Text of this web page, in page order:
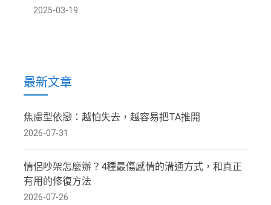
2025-03-19
最新文章
焦慮型依戀：越怕失去，越容易把TA推開
2026-07-31
情侶吵架怎麼辦？4種最傷感情的溝通方式，和真正
有用的修復方法
2026-07-26